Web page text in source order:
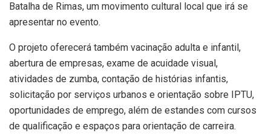
Batalha de Rimas, um movimento cultural local que irá se
apresentar no evento.
O projeto oferecerá também vacinação adulta e infantil,
abertura de empresas, exame de acuidade visual,
atividades de zumba, contação de histórias infantis,
solicitação por serviços urbanos e orientação sobre IPTU,
oportunidades de emprego, além de estandes com cursos
de qualificação e espaços para orientação de carreira.